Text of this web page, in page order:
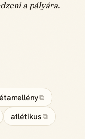
a pályára.
⧉
atlétikus ⧉